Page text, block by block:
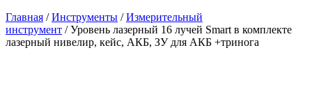
Главная /Инструменты /Измерительный
инструмент / Уровень лазерный 16 лучей Smart в комплекте
лазерный нивелир, кейс, АКБ, ЗУ для АКБ +тринога